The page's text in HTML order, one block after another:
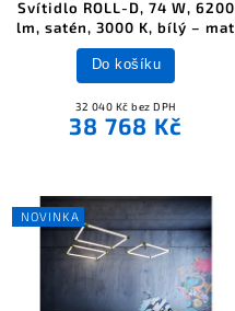
Svítidlo ROLL-D, 74 W, 6200
lm, satén, 3000 K, bílý – mat
32 040 Kč bez DPH
38 768 Kč
Do košíku
NOVINKA